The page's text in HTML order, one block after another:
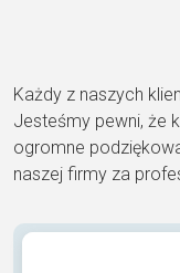
Każdy z naszych
Jesteśmy pewni, że
ogromne
naszej firmy za